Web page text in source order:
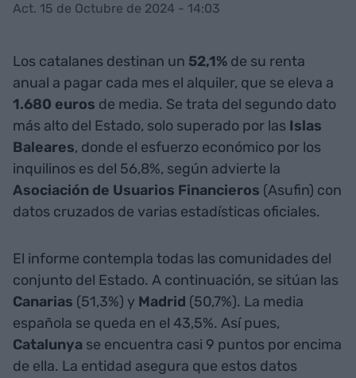
Act. 15 de Octubre de 2024 - 14:03
Los catalanes destinan un 52,1% de su renta
anual a pagar cada mes el alquiler, que se eleva a
1.680 euros de media. Se trata del segundo dato
más alto del Estado, solo superado por las Islas
Baleares, donde el esfuerzo económico por los
inquilinos es del 56,8%, según advierte la
Asociación de Usuarios Financieros (Asufin) con
datos cruzados de varias estadísticas oficiales.
El informe contempla todas las comunidades del
conjunto del Estado. A continuación, se sitúan las
Canarias (51,3%) y Madrid (50,7%). La media
española se queda en el 43,5%. Así pues,
Catalunya se encuentra casi 9 puntos por encima
de ella. La entidad asegura que estos datos